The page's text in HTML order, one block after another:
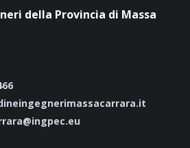
della Provincia di Massa